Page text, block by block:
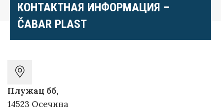
КОНТАКТНАЯ ИНФОРМАЦИЯ –
ČABAR PLAST
Плужац бб,
14523 Осечина